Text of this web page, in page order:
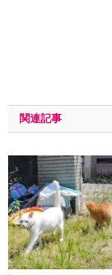
関連記事